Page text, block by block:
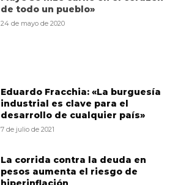
de todo un pueblo»
24 de mayo de 2020
Eduardo Fracchia: «La burguesía
industrial es clave para el
desarrollo de cualquier país»
7 de julio de 2021
La corrida contra la deuda en
pesos aumenta el riesgo de